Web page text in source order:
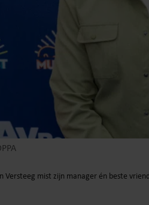
Versteeg mist zijn manager én beste